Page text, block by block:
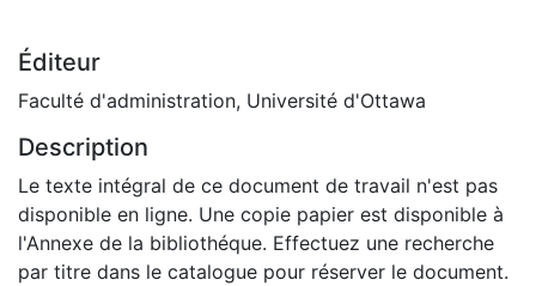
Éditeur
Faculté d'administration, Université d'Ottawa
Description
Le texte intégral de ce document de travail n'est pas
disponible en ligne. Une copie papier est disponible à
l'Annexe de la bibliothéque. Effectuez une recherche
par titre dans le catalogue pour réserver le document.